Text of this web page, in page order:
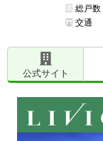
総戸数
交通
公式サイト